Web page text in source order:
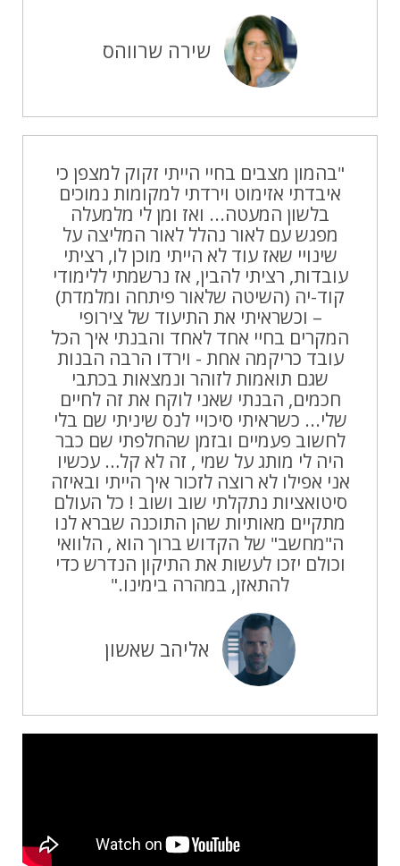
שירה שרווהס
"בהמון מצבים בחיי הייתי זקוק למצפן כי
איבדתי אזימוט וירדתי למקומות נמוכים
בלשון המעטה... ואז ומן לי מלמעלה
מפגש עם לאור נהלל לאור המליצה על
שינויי שאז עוד לא הייתי מוכן לו, רציתי
עובדות, רציתי להבין, אז נרשמתי ללימודי
קוד-יה (השיטה שלאור פיתחה ומלמדת)
– וכשראיתי את התיעוד של צירופי
המקרים בחיי אחד לאחד והבנתי איך הכל
עובד כריקמה אחת - וירדו הרבה הבנות
שגם תואמות לזוהר ונמצאות בכתבי
חכמים, הבנתי שאני לוקח את זה לחיים
שלי... כשראיתי סיכויי לנס שיניתי שם בלי
לחשוב פעמיים ובזמן שהחלפתי שם כבר
היה לי מותג על שמי , זה לא קל… עכשיו
אני אפילו לא רוצה לזכור איך הייתי ובאיזה
סיטואציות נתקלתי שוב ושוב ! כל העולם
מתקיים מאותיות שהן התוכנה שברא לנו
ה"מחשב" של הקדוש ברוך הוא , הלוואי
וכולם יזכו לעשות את התיקון הנדרש כדי
להתאזן, במהרה בימינו."
אליהב שאשון